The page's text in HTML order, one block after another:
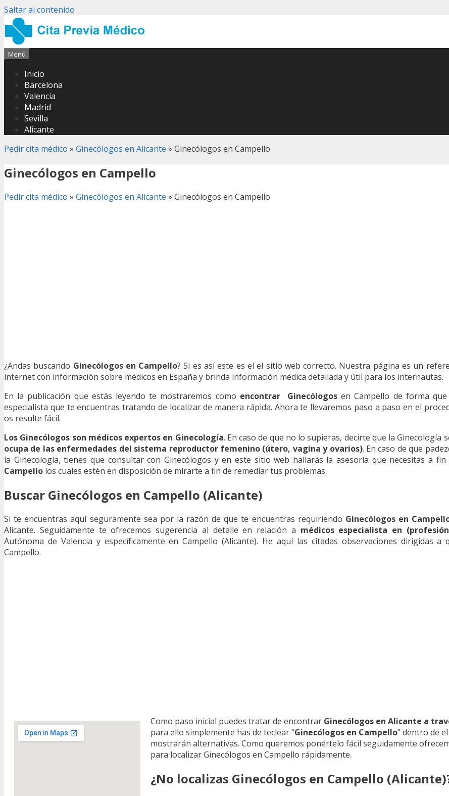
Saltar al contenido
Menú
Inicio
Barcelona
Valencia
Madrid
Sevilla
Alicante
Pedir cita médico » Ginecólogos en Alicante » Ginecólogos en Campello
Ginecólogos en Campello
Pedir cita médico » Ginecólogos en Alicante » Ginecólogos en Campello
¿Andas buscando Ginecólogos en Campello? Si es así este es el el sitio web correcto. Nuestra página es un
internet con información sobre médicos en España y brinda información médica detallada y útil para los internautas.
En la publicación que estás leyendo te mostraremos como encontrar Ginecólogos en Campello de forma
especialista que te encuentras tratando de localizar de manera rápida. Ahora te llevaremos paso a paso en el
os resulte fácil.
Los Ginecólogos son médicos expertos en Ginecología. En caso de que no lo supieras, decirte que la Ginecología
ocupa de las enfermedades del sistema reproductor femenino (útero, vagina y ovarios). En caso de que
la Ginecología, tienes que consultar con Ginecólogos y en este sitio web hallarás la asesoría que necesitas a fin
Campello los cuales estén en disposición de mirarte a fin de remediar tus problemas.
Buscar Ginecólogos en Campello (Alicante)
Si te encuentras aquí seguramente sea por la razón de que te encuentras requiriendo Ginecólogos en
Alicante. Seguidamente te ofrecemos sugerencia al detalle en relación a médicos especialista en (profesión
Autónoma de Valencia y específicamente en Campello (Alicante). He aquí las citadas observaciones dirigidas a
Campello.
Como paso inicial puedes tratar de encontrar Ginecólogos en Alicante a
para ello simplemente has de teclear “Ginecólogos en Campello” dentro de
mostrarán alternativas. Como queremos ponértelo fácil seguidamente
para localizar Ginecólogos en Campello rápidamente.
¿No localizas Ginecólogos en Campello